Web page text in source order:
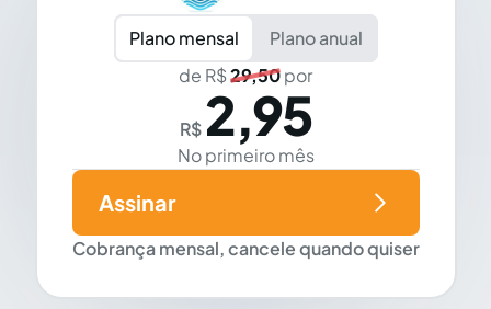
Plano mensal
Plano anual
de R$29,50por
R$ 2,95
No primeiro mês
Cobrança mensal, cancele quando quiser
Assinar